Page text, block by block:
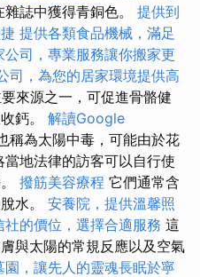
誌中獲得青銅色。 提供到
提供各類食品機械，滿足
公司，專業服務讓你搬家更
司，為您的居家環境提供高
來源之一，可促進骨骼健
鈣。 解讀Google
稱為太陽中毒，可能由於花
地法律的訪客可以自行使
撥筋美容療程 它們通常含
水。 安養院，提供溫馨照
社的價位，選擇合適服務 這
與太陽的常規反應以及空氣​​
園，讓先人的靈魂長眠於寧